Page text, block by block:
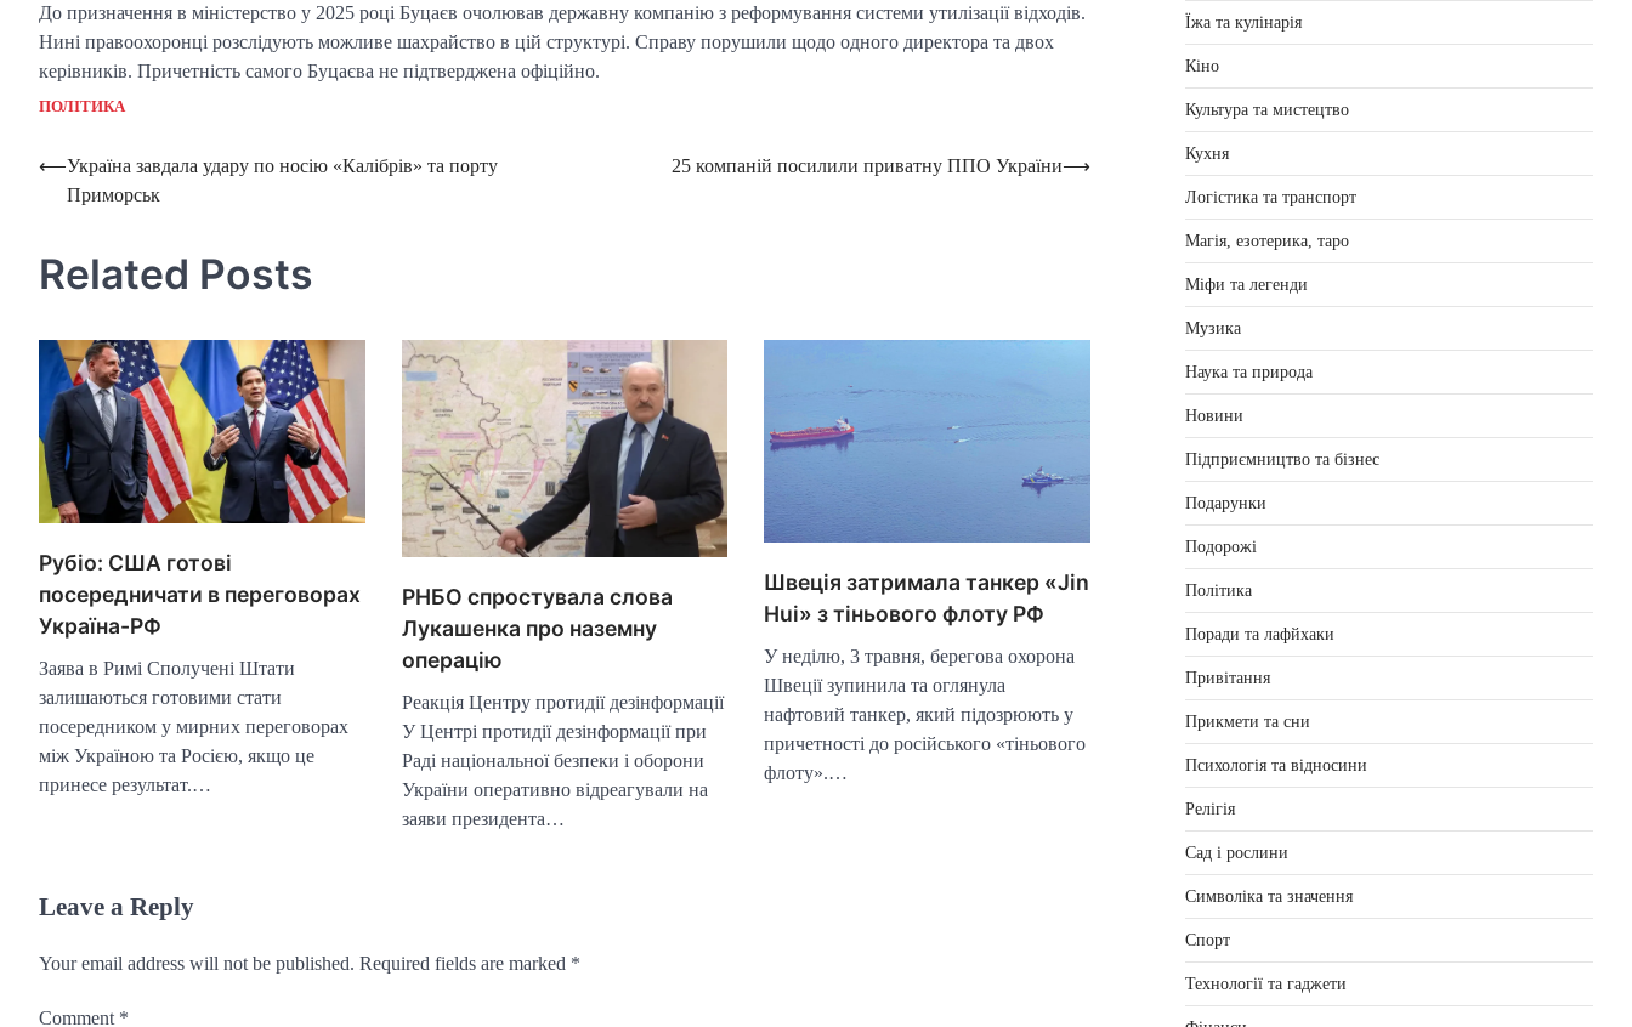
До призначення в міністерство у 2025 році Буцаєв очолював державну компанію з реформування системи утилізації відходів.
Нині правоохоронці розслідують можливе шахрайство в цій структурі. Справу порушили щодо одного директора та двох
керівників. Причетність самого Буцаєва не підтверджена офіційно.
ПОЛІТИКА
Post
navigation
⟵Україна завдала удару по носію «Калібрів» та порту
Приморськ
25 компаній посилили приватну ППО України⟶
Related Posts
Рубіо: США готові
посередничати в переговорах
Україна-РФ
Заява в Римі Сполучені Штати
залишаються готовими стати
посередником у мирних переговорах
між Україною та Росією, якщо це
принесе результат.…
РНБО спростувала слова
Лукашенка про наземну
операцію
Реакція Центру протидії дезінформації
У Центрі протидії дезінформації при
Раді національної безпеки і оборони
України оперативно відреагували на
заяви президента…
Швеція затримала танкер «Jin
Hui» з тіньового флоту РФ
У неділю, 3 травня, берегова охорона
Швеції зупинила та оглянула
нафтовий танкер, який підозрюють у
причетності до російського «тіньового
флоту».…
Leave a Reply
Your email address will not be published. Required fields are marked *
Comment *
Їжа та кулінарія
Кіно
Культура та мистецтво
Кухня
Логістика та транспорт
Магія, езотерика, таро
Міфи та легенди
Музика
Наука та природа
Новини
Підприємництво та бізнес
Подарунки
Подорожі
Політика
Поради та лафйхаки
Привітання
Прикмети та сни
Психологія та відносини
Релігія
Сад і рослини
Символіка та значення
Спорт
Технології та гаджети